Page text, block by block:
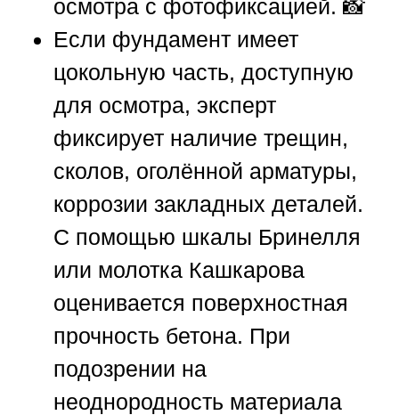
осмотра с фотофиксацией. 📸
Если фундамент имеет
цокольную часть, доступную
для осмотра, эксперт
фиксирует наличие трещин,
сколов, оголённой арматуры,
коррозии закладных деталей.
С помощью шкалы Бринелля
или молотка Кашкарова
оценивается поверхностная
прочность бетона. При
подозрении на
неоднородность материала